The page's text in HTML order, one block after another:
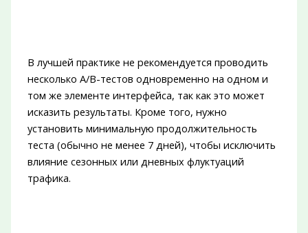
В лучшей практике не рекомендуется проводить
несколько A/B-тестов одновременно на одном и
том же элементе интерфейса, так как это может
исказить результаты. Кроме того, нужно
установить минимальную продолжительность
теста (обычно не менее 7 дней), чтобы исключить
влияние сезонных или дневных флуктуаций
трафика.